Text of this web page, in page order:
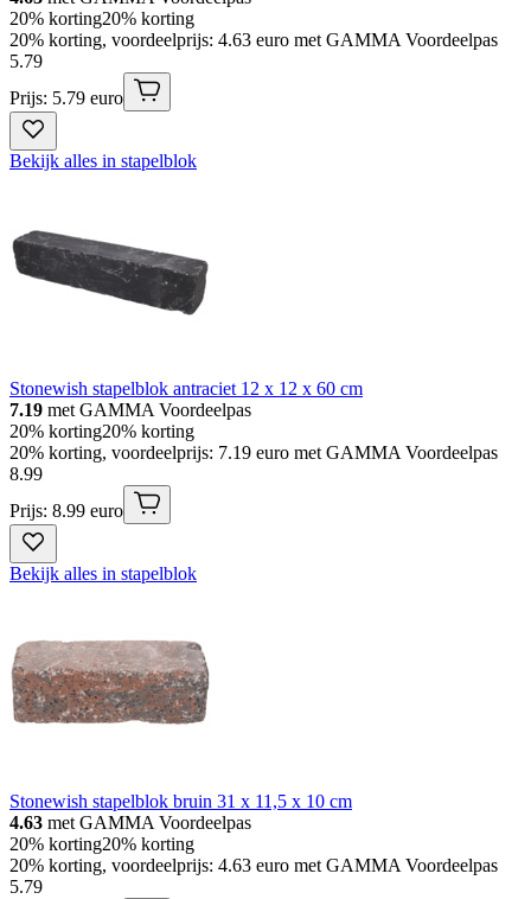
20% korting20% korting
20% korting, voordeelprijs: 4.63 euro met GAMMA Voordeelpas
5.79
Prijs: 5.79 euro
Bekijk alles in stapelblok
Stonewish stapelblok antraciet 12 x 12 x 60 cm
7.19 met GAMMA Voordeelpas
20% korting20% korting
20% korting, voordeelprijs: 7.19 euro met GAMMA Voordeelpas
8.99
Prijs: 8.99 euro
Bekijk alles in stapelblok
Stonewish stapelblok bruin 31 x 11,5 x 10 cm
4.63 met GAMMA Voordeelpas
20% korting20% korting
20% korting, voordeelprijs: 4.63 euro met GAMMA Voordeelpas
5.79